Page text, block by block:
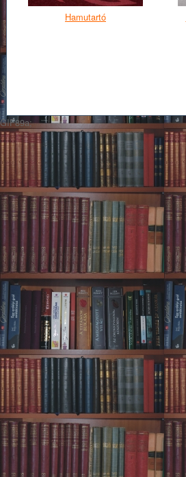
Hamutartó
GIF89a;